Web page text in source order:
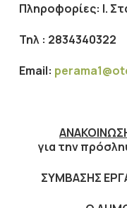
Πληροφορίες: Ι.
Τηλ : 2834340322
Εmail: perama1@
για την
ΣΥΜΒΑΣΗΣ